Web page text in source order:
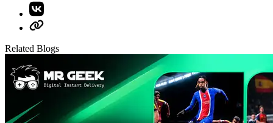
Related Blogs